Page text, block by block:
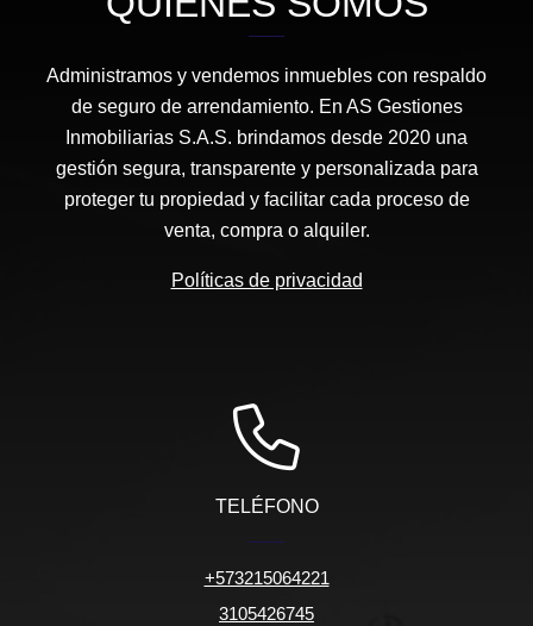
Administramos y vendemos inmuebles con respaldo
de seguro de arrendamiento. En AS Gestiones
Inmobiliarias S.A.S. brindamos desde 2020 una
gestión segura, transparente y personalizada para
proteger tu propiedad y facilitar cada proceso de
venta, compra o alquiler.
Políticas de privacidad
TELÉFONO
+573215064221
3105426745